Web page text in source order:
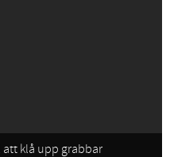
att klå upp grabbar